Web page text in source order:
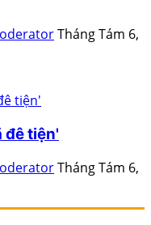
Tháng Tám 6,
đê tiện'
Tháng Tám 6,